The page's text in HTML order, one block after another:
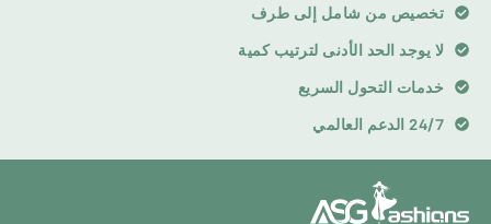
تخصيص من شامل إلى طرف
لا يوجد الحد الأدنى لترتيب كمية
خدمات التحول السريع
24/7 الدعم العالمي